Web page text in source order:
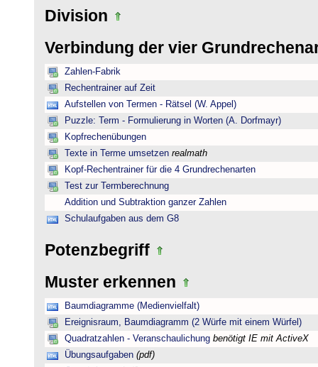
Division
Verbindung der vier
Zahlen-Fabrik
Rechentrainer auf Zeit
Aufstellen von Termen - Rätsel (W. Appel)
Puzzle: Term - Formulierung in Worten (A. Dorfmayr)
Kopfrechenübungen
Texte in Terme umsetzen realmath
Kopf-Rechentrainer für die 4 Grundrechenarten
Test zur Termberechnung
Addition und Subtraktion ganzer Zahlen
Schulaufgaben aus dem G8
Potenzbegriff
Muster erkennen
Baumdiagramme (Medienvielfalt)
Ereignisraum, Baumdiagramm (2 Würfe mit einem Würfel)
Quadratzahlen - Veranschaulichung benötigt IE mit ActiveX
Übungsaufgaben (pdf)